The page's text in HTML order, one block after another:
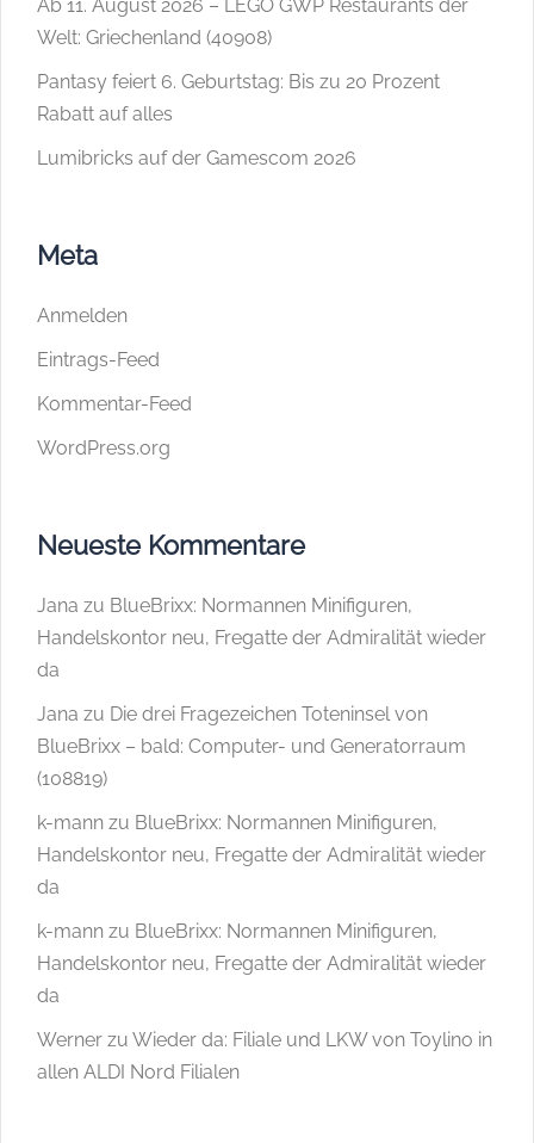
Ab 11. August 2026 – LEGO GWP Restaurants der
Welt: Griechenland (40908)
Pantasy feiert 6. Geburtstag: Bis zu 20 Prozent
Rabatt auf alles
Lumibricks auf der Gamescom 2026
Meta
Anmelden
Eintrags-Feed
Kommentar-Feed
WordPress.org
Neueste Kommentare
Jana zu BlueBrixx: Normannen Minifiguren,
Handelskontor neu, Fregatte der Admiralität wieder
da
Jana zu Die drei Fragezeichen Toteninsel von
BlueBrixx – bald: Computer- und Generatorraum
(108819)
k-mann zu BlueBrixx: Normannen Minifiguren,
Handelskontor neu, Fregatte der Admiralität wieder
da
k-mann zu BlueBrixx: Normannen Minifiguren,
Handelskontor neu, Fregatte der Admiralität wieder
da
Werner zu Wieder da: Filiale und LKW von Toylino in
allen ALDI Nord Filialen